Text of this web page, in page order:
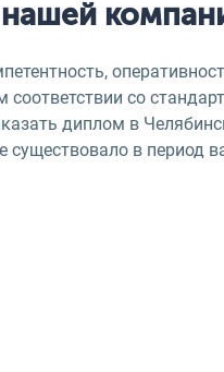
со
диплом в
существовало в период